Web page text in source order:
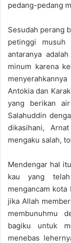
pedang-pedang
Sesudah perang
petinggi
antaranya
minum karena
Antokia dan
yang berikan
Salahuddin
dikasihani,
mengaku salah,
Mendengar hal
kau yang
mengancam
jika Allah
membunuhmu
bagiku untuk
menebas